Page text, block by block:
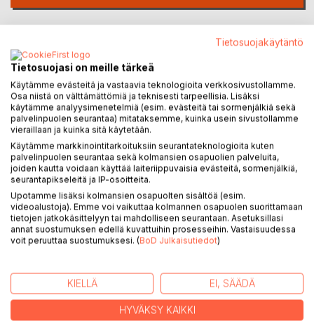
Arvostele tuote
KUVAUS
Herkkäkorvainen tyttö sisältää 17 kertomusta, joissa on
sadun voima ja viisaus. Satukertomukset herättävät lukijan
tunteet ja auttavat ymmärtämään itseä ja toista.
Huomataanko minut ja kuullaanko minua? Millaisena olen
arvokas? Mikä elämässä on tärkeää? Missä kulkevat työn
tekemisen ja auttamisen rajat?
Tietosuojakäytäntö
Tietosuojasi on meille tärkeä
Käytämme evästeitä ja vastaavia teknologioita verkkosivustollamme.
Osa niistä on välttämättömiä ja teknisesti tarpeellisia. Lisäksi
käytämme analyysimenetelmiä (esim. evästeitä tai sormenjälkiä sekä
palvelinpuolen seurantaa) mitataksemme, kuinka usein sivustollamme
vieraillaan ja kuinka sitä käytetään.
Käytämme markkinointitarkoituksiin seurantateknologioita kuten
palvelinpuolen seurantaa sekä kolmansien osapuolien palveluita,
joiden kautta voidaan käyttää laiteriippuvaisia evästeitä, sormenjälkiä,
seurantapikseleitä ja IP-osoitteita.
Upotamme lisäksi kolmansien osapuolten sisältöä (esim.
videoalustoja). Emme voi vaikuttaa kolmannen osapuolen suorittamaan
tietojen jatkokäsittelyyn tai mahdolliseen seurantaan. Asetuksillasi
annat suostumuksen edellä kuvattuihin prosesseihin. Vastaisuudessa
voit peruuttaa suostumuksesi. (BoD Julkaisutiedot)
KIELLÄ EI, SÄÄDÄ
HYVÄKSY KAIKKI